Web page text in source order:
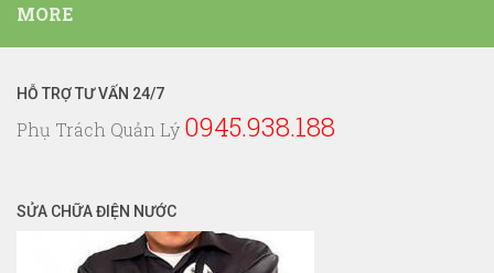
Điện
MORE
HỖ TRỢ TƯ VẤN 24/7
Phụ Trách Quản Lý 0945.938.188
SỬA CHỮA ĐIỆN NƯỚC